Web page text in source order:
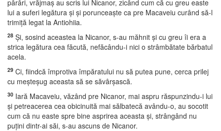
pârâri, vrăjmaş au scris lui Nicanor, zicând cum că cu greu easte
lui a suferi legătura şi şi porunceaşte ca pre Macaveiu curând să-l
trimiţă legat la Antiohiia.
28 Şi, sosind aceastea la Nicanor, s-au măhnit şi cu greu îi era a
strica legătura cea făcută, nefăcându-i nici o strâmbătate bărbatul
acela.
29 Ci, fiindcă împrotiva împăratului nu să putea pune, cerca prilej
cu meşteşug aceasta să se săvârşască.
30 Iară Macaveiu, văzând pre Nicanor, mai aspru răspunzindu-i lui
şi petreacerea cea obicinuită mai sălbatecă avându-o, au socotit
cum că nu easte spre bine asprirea aceasta şi, strângând nu
puţini dintr-ai săi, s-au ascuns de Nicanor.